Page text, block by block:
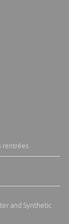
rentrées
and Synthetic